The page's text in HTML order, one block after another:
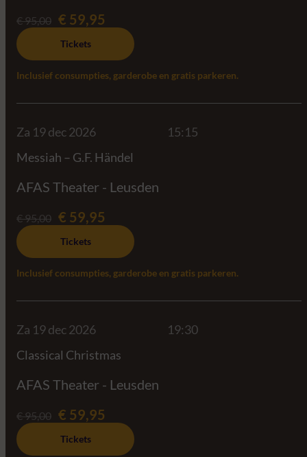
€ 95,00 € 59,95
Tickets
Inclusief consumpties, garderobe en gratis parkeren.
Za 19 dec 2026
15:15
Messiah – G.F. Händel
AFAS Theater - Leusden
€ 95,00 € 59,95
Tickets
Inclusief consumpties, garderobe en gratis parkeren.
Za 19 dec 2026
19:30
Classical Christmas
AFAS Theater - Leusden
€ 95,00 € 59,95
Tickets